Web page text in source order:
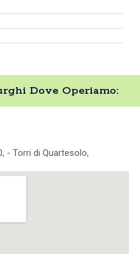
Dove Operiamo:
- Torri di Quartesolo,